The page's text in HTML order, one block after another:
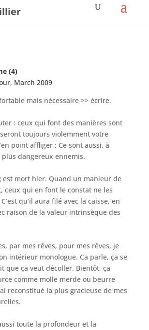
(4)
, March 2009
mais nécessaire >> écrire.
: ceux qui font des manières sont
toujours violemment votre
point affliger : Ce sont aussi, à
plus dangereux ennemis.
est mort hier. Quand un manieur de
ceux qui en font le constat ne les
qu’il aura filé avec la caisse, en
raison de la valeur intrinsèque des
par mes rêves, pour mes rêves, je
intérieur monologue. Ca parle, ça se
que ça veut décoller. Bientôt, ça
comme molle merde ou beurre
reconstitué la plus gracieuse de mes
toute la profondeur et la